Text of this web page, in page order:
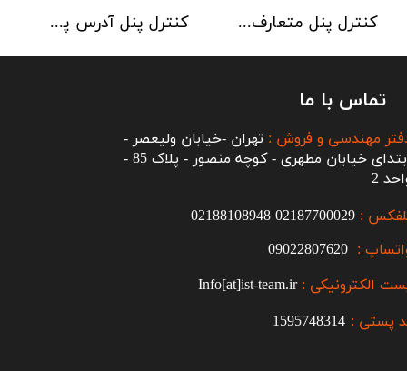
کنترل پنل آدرس پذیر C-TEC سری XFP دو لوپ 32 زون کنترل پنل متعارف C-TEC سری CFP 8 Zone
تماس با ما
:
02187700029
02188108948
الکترونیکی :Info[at]ist-team.ir
:
مهندسی و فروش : تهران -خیابان ولیعصر -
ابتدای خیابان مطهری - کوچه منصور - پلاک 85 -
2
پستی : 1595748314